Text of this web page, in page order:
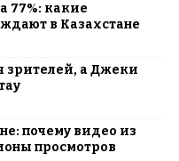
77%: какие
в Казахстане
зрителей, а Джеки
почему видео из
просмотров